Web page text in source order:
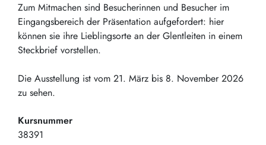
Zum Mitmachen sind Besucherinnen und Besucher im
Eingangsbereich der Präsentation aufgefordert: hier
können sie ihre Lieblingsorte an der Glentleiten in einem
Steckbrief vorstellen.
Die Ausstellung ist vom 21. März bis 8. November 2026
zu sehen.
Kursnummer
38391